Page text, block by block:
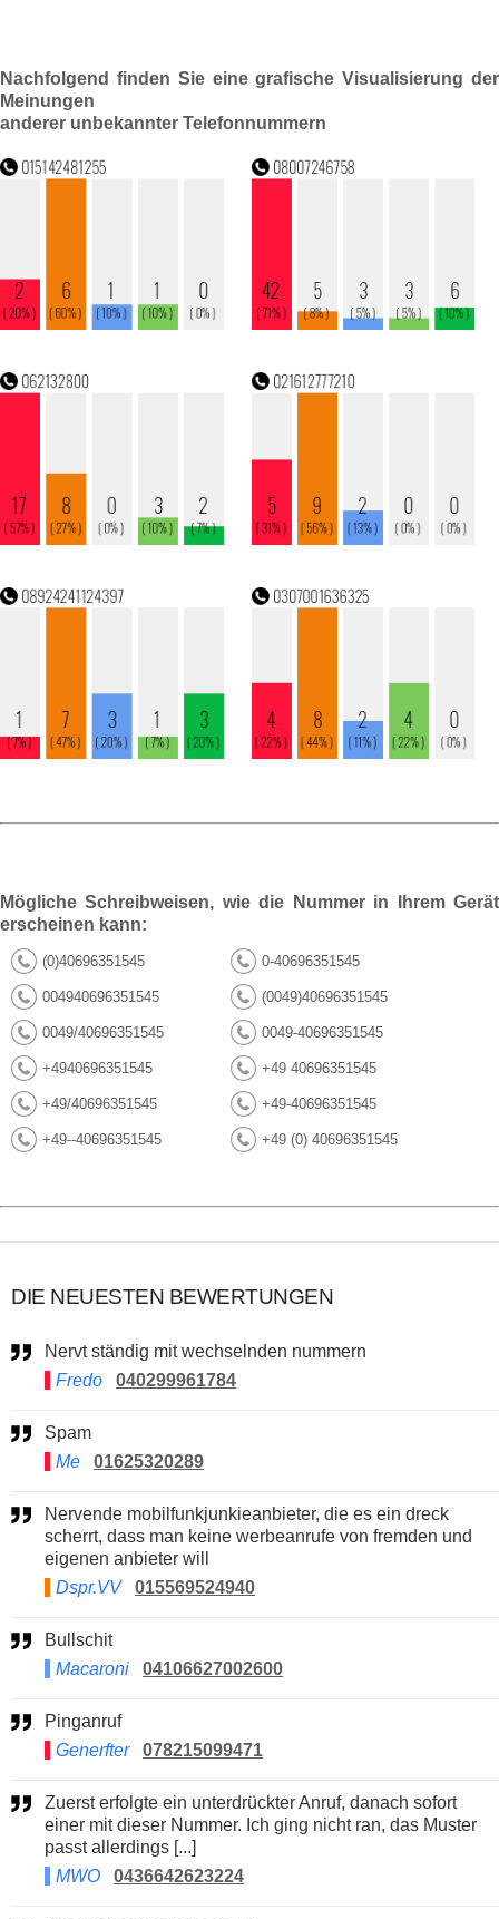
Nachfolgend finden Sie eine grafische Visualisierung der
Meinungen
anderer unbekannter Telefonnummern
Mögliche Schreibweisen, wie die Nummer in Ihrem Gerät
erscheinen kann:
(0)40696351545 0-40696351545
004940696351545 (0049)40696351545
0049/40696351545 0049-40696351545
+4940696351545 +49 40696351545
+49/40696351545 +49-40696351545
+49--40696351545 +49 (0) 40696351545
DIE NEUESTEN BEWERTUNGEN
Nervt ständig mit wechselnden nummern
Fredo
040299961784
Spam
Me
01625320289
Nervende mobilfunkjunkieanbieter, die es ein dreck
scherrt, dass man keine werbeanrufe von fremden und
eigenen anbieter will
Dspr.VV
015569524940
Bullschit
Macaroni
04106627002600
Pinganruf
Generfter
078215099471
Zuerst erfolgte ein unterdrückter Anruf, danach sofort
einer mit dieser Nummer. Ich ging nicht ran, das Muster
passt allerdings [...]
MWO
0436642623224